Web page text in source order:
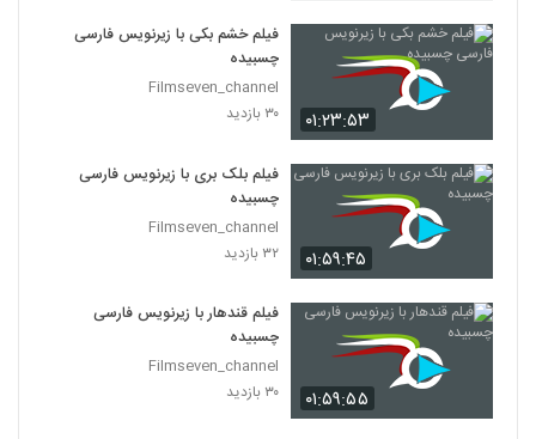
۰۱:۲۳:۵۳
فیلم خشم بکی با زیرنویس فارسی
چسبیده
Filmseven_channel
۳۰ بازدید
۰۱:۵۹:۴۵
فیلم بلک بری با زیرنویس فارسی
چسبیده
Filmseven_channel
۳۲ بازدید
۰۱:۵۹:۵۵
فیلم قندهار با زیرنویس فارسی
چسبیده
Filmseven_channel
۳۰ بازدید